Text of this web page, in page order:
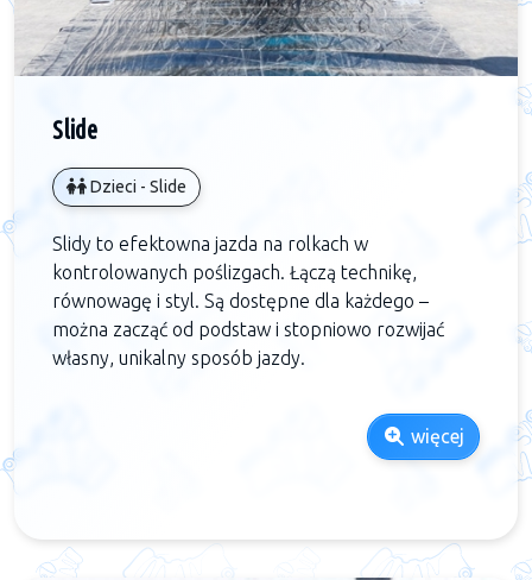
Slide
Dzieci - Slide
Slidy to efektowna jazda na rolkach w
kontrolowanych poślizgach. Łączą technikę,
równowagę i styl. Są dostępne dla każdego –
można zacząć od podstaw i stopniowo rozwijać
własny, unikalny sposób jazdy.
więcej